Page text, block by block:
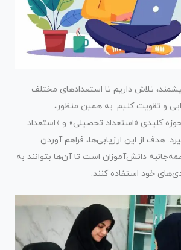
تلاش داریم تا استعدادهای مختلف
و تقویت کنیم. به همین منظور،
کلیدی «استعداد تحصیلی» و «استعداد
هدف از این ارزیابی‌ها، فراهم آوردن
دانش‌آموزان است تا آن‌ها بتوانند به
خود استفاده کنند.